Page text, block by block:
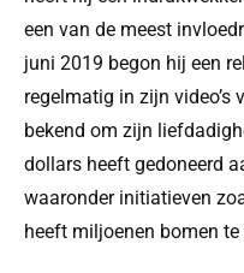
een van de meest
juni 2019 begon hij een
regelmatig in zijn
bekend om zijn
dollars heeft gedoneerd
waaronder initiatieven
heeft miljoenen bomen te